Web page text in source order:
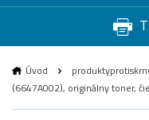
Úvod
(6647A002), originálny toner,